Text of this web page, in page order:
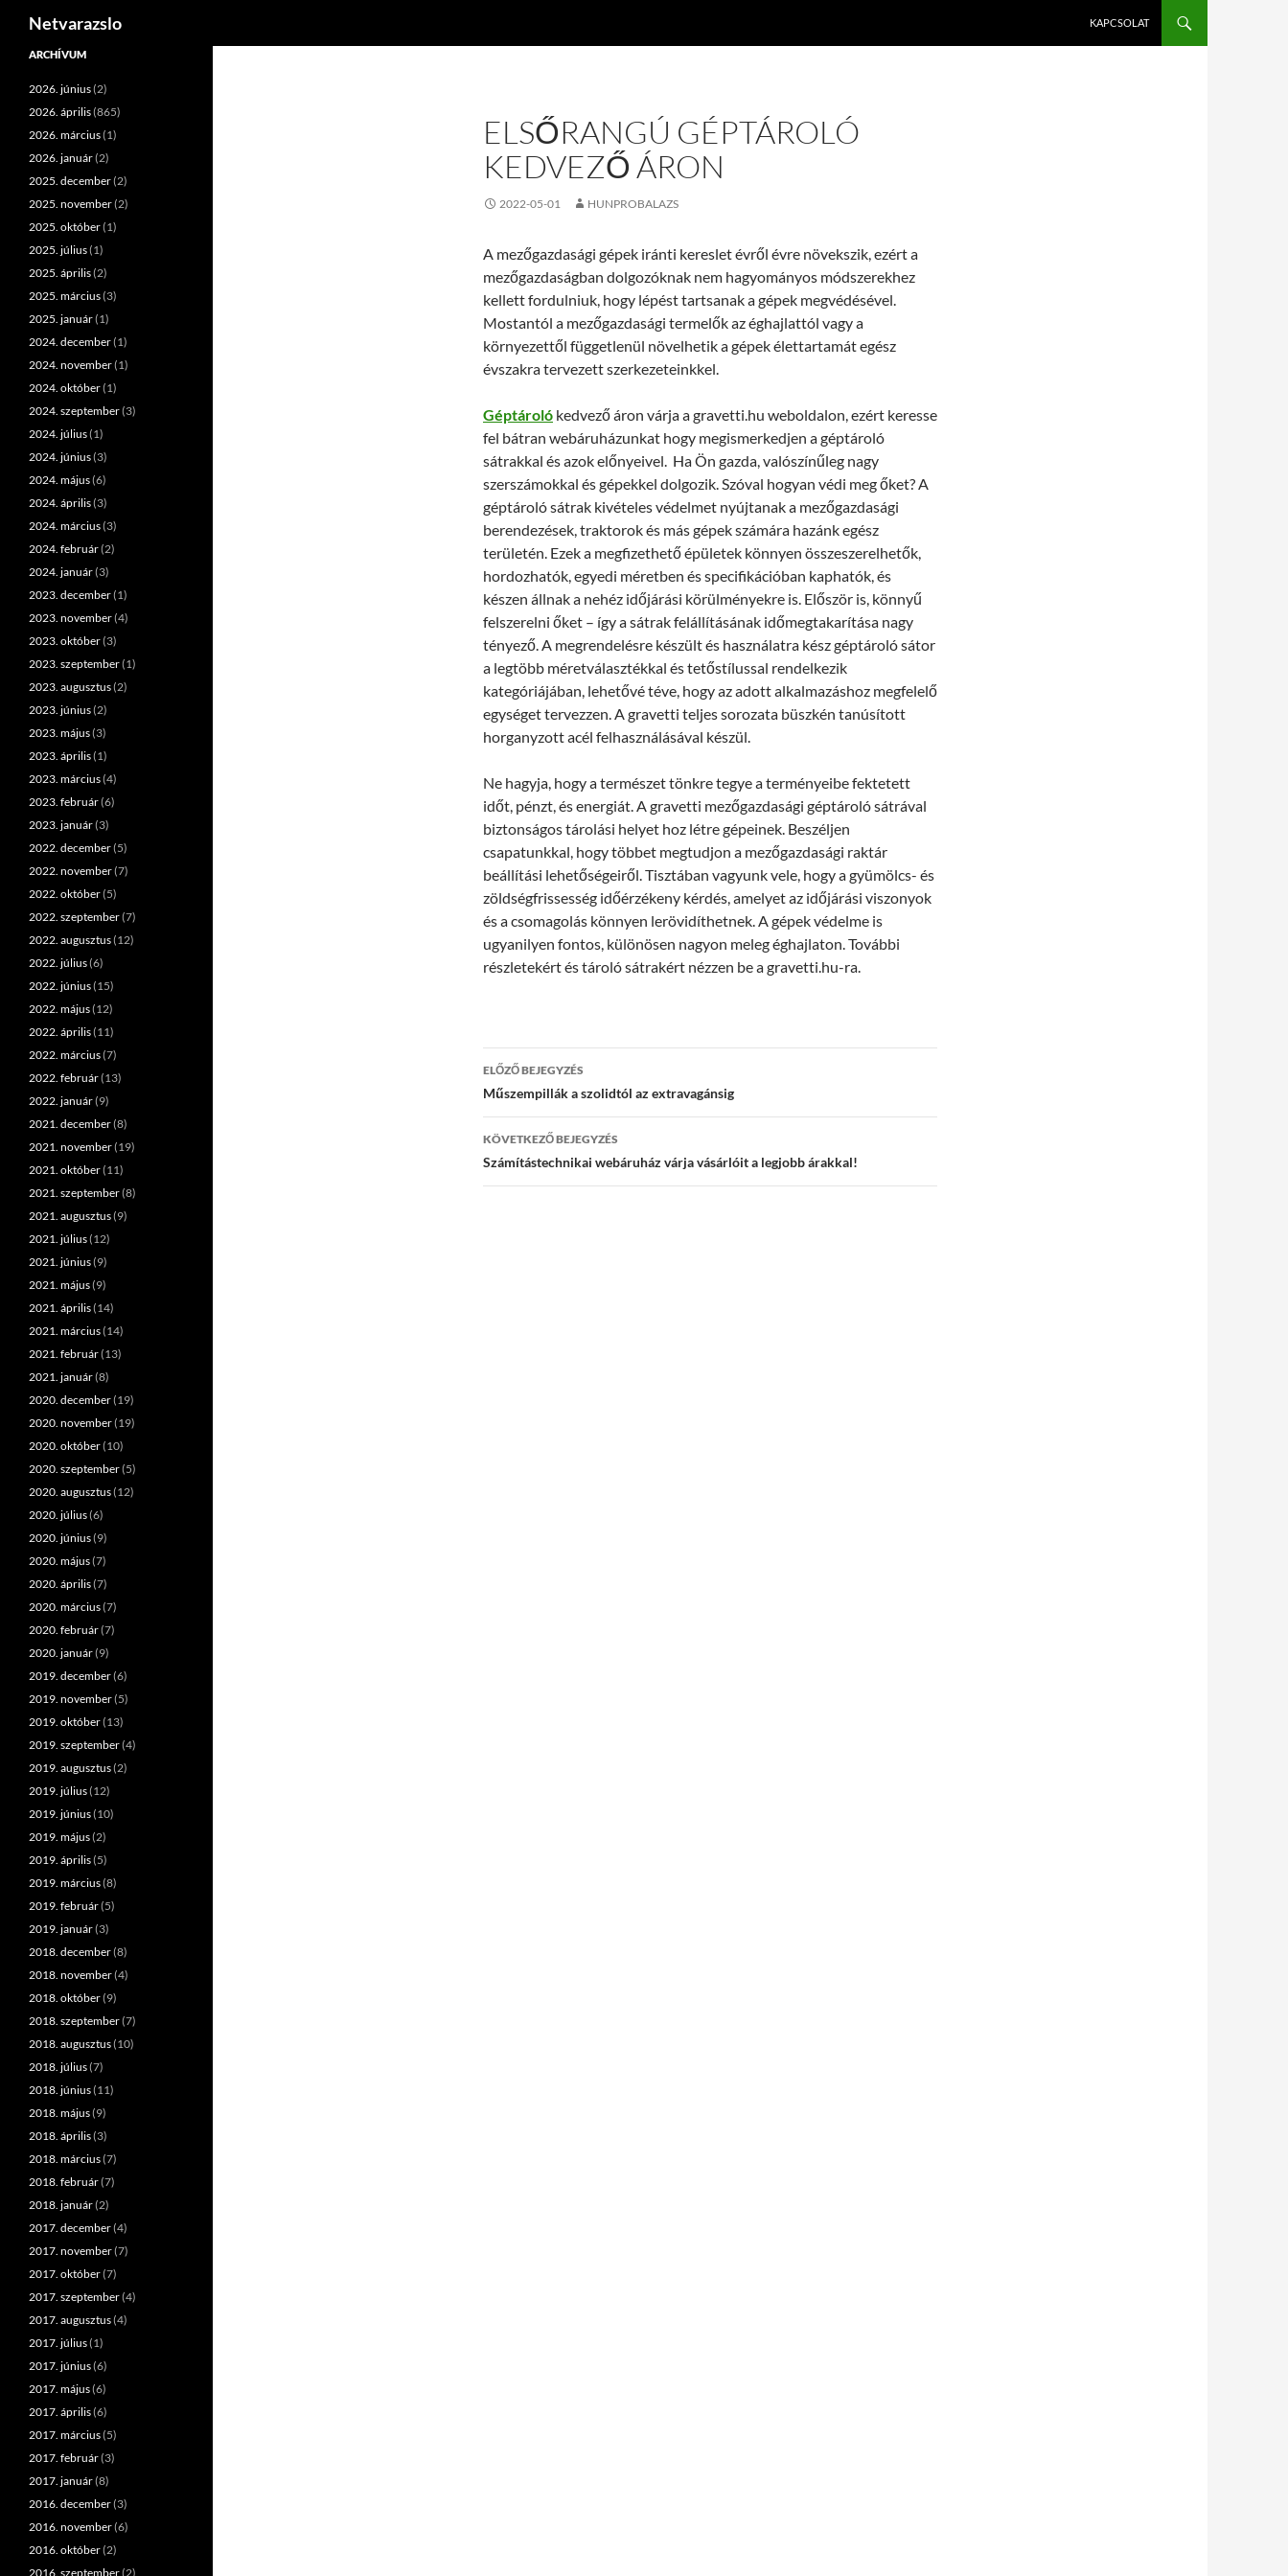
Kilépés
Netvarazslo KAPCSOLAT
ELSŐRANGÚ GÉPTÁROLÓ
KEDVEZŐ ÁRON
2022-05-01 HUNPROBALAZS
A mezőgazdasági gépek iránti kereslet évről évre növekszik, ezért a
mezőgazdaságban dolgozóknak nem hagyományos módszerekhez
kellett fordulniuk, hogy lépést tartsanak a gépek megvédésével.
Mostantól a mezőgazdasági termelők az éghajlattól vagy a
környezettől függetlenül növelhetik a gépek élettartamát egész
évszakra tervezett szerkezeteinkkel.
Géptároló kedvező áron várja a gravetti.hu weboldalon, ezért keresse
fel bátran webáruházunkat hogy megismerkedjen a géptároló
sátrakkal és azok előnyeivel. Ha Ön gazda, valószínűleg nagy
szerszámokkal és gépekkel dolgozik. Szóval hogyan védi meg őket? A
géptároló sátrak kivételes védelmet nyújtanak a mezőgazdasági
berendezések, traktorok és más gépek számára hazánk egész
területén. Ezek a megfizethető épületek könnyen összeszerelhetők,
hordozhatók, egyedi méretben és specifikációban kaphatók, és
készen állnak a nehéz időjárási körülményekre is. Először is, könnyű
felszerelni őket – így a sátrak felállításának időmegtakarítása nagy
tényező. A megrendelésre készült és használatra kész géptároló sátor
a legtöbb méretválasztékkal és tetőstílussal rendelkezik
kategóriájában, lehetővé téve, hogy az adott alkalmazáshoz megfelelő
egységet tervezzen. A gravetti teljes sorozata büszkén tanúsított
horganyzott acél felhasználásával készül.
Ne hagyja, hogy a természet tönkre tegye a terményeibe fektetett
időt, pénzt, és energiát. A gravetti mezőgazdasági géptároló sátrával
biztonságos tárolási helyet hoz létre gépeinek. Beszéljen
csapatunkkal, hogy többet megtudjon a mezőgazdasági raktár
beállítási lehetőségeiről. Tisztában vagyunk vele, hogy a gyümölcs- és
zöldségfrissesség időérzékeny kérdés, amelyet az időjárási viszonyok
és a csomagolás könnyen lerövidíthetnek. A gépek védelme is
ugyanilyen fontos, különösen nagyon meleg éghajlaton. További
részletekért és tároló sátrakért nézzen be a gravetti.hu-ra.
Bejegyzés
navigáció
ELŐZŐ BEJEGYZÉS
Műszempillák a szolidtól az extravagánsig
KÖVETKEZŐ BEJEGYZÉS
Számítástechnikai webáruház várja vásárlóit a legjobb árakkal!
ARCHÍVUM
2026. június(2)
2026. április(865)
2026. március(1)
2026. január(2)
2025. december(2)
2025. november(2)
2025. október(1)
2025. július(1)
2025. április(2)
2025. március(3)
2025. január(1)
2024. december(1)
2024. november(1)
2024. október(1)
2024. szeptember(3)
2024. július(1)
2024. június(3)
2024. május(6)
2024. április(3)
2024. március(3)
2024. február(2)
2024. január(3)
2023. december(1)
2023. november(4)
2023. október(3)
2023. szeptember(1)
2023. augusztus(2)
2023. június(2)
2023. május(3)
2023. április(1)
2023. március(4)
2023. február(6)
2023. január(3)
2022. december(5)
2022. november(7)
2022. október(5)
2022. szeptember(7)
2022. augusztus(12)
2022. július(6)
2022. június(15)
2022. május(12)
2022. április(11)
2022. március(7)
2022. február(13)
2022. január(9)
2021. december(8)
2021. november(19)
2021. október(11)
2021. szeptember(8)
2021. augusztus(9)
2021. július(12)
2021. június(9)
2021. május(9)
2021. április(14)
2021. március(14)
2021. február(13)
2021. január(8)
2020. december(19)
2020. november(19)
2020. október(10)
2020. szeptember(5)
2020. augusztus(12)
2020. július(6)
2020. június(9)
2020. május(7)
2020. április(7)
2020. március(7)
2020. február(7)
2020. január(9)
2019. december(6)
2019. november(5)
2019. október(13)
2019. szeptember(4)
2019. augusztus(2)
2019. július(12)
2019. június(10)
2019. május(2)
2019. április(5)
2019. március(8)
2019. február(5)
2019. január(3)
2018. december(8)
2018. november(4)
2018. október(9)
2018. szeptember(7)
2018. augusztus(10)
2018. július(7)
2018. június(11)
2018. május(9)
2018. április(3)
2018. március(7)
2018. február(7)
2018. január(2)
2017. december(4)
2017. november(7)
2017. október(7)
2017. szeptember(4)
2017. augusztus(4)
2017. július(1)
2017. június(6)
2017. május(6)
2017. április(6)
2017. március(5)
2017. február(3)
2017. január(8)
2016. december(3)
2016. november(6)
2016. október(2)
2016. szeptember(2)